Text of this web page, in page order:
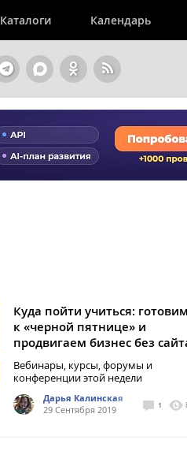
Каталоги Календарь
Куда пойти учиться:
к «черной пятнице» и
продвигаем бизнес без
Вебинары, курсы, форумы и
конференции этой недели
Дарья Калинская
29 Сентября 2019
1